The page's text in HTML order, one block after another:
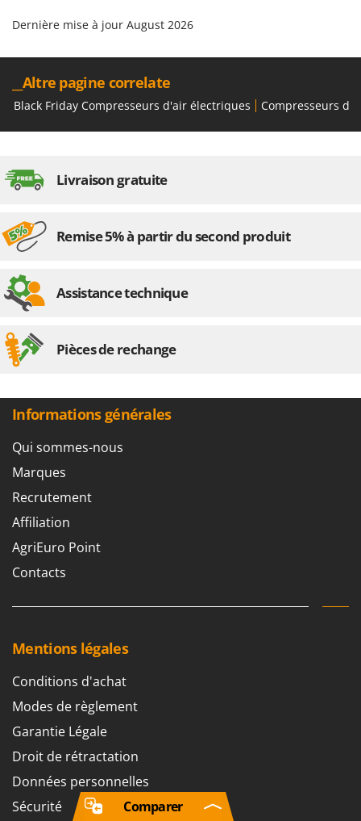
Dernière mise à jour August 2026
__Altre pagine correlate
Black Friday Compresseurs d'air électriques Compresseurs
Livraison gratuite
Remise 5% à partir du second produit
Assistance technique
Pièces de rechange
Informations générales
Qui sommes-nous
Marques
Recrutement
Affiliation
AgriEuro Point
Contacts
Mentions légales
Conditions d'achat
Modes de règlement
Garantie Légale
Droit de rétractation
Données personnelles
Sécurité
Comparer